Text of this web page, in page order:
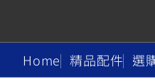
CUXiE
Home 精品配件 選